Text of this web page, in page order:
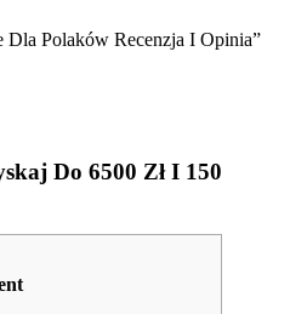
Dla Polaków Recenzja I Opinia”
Do 6500 Zł I 150